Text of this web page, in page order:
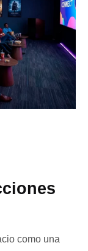
como una